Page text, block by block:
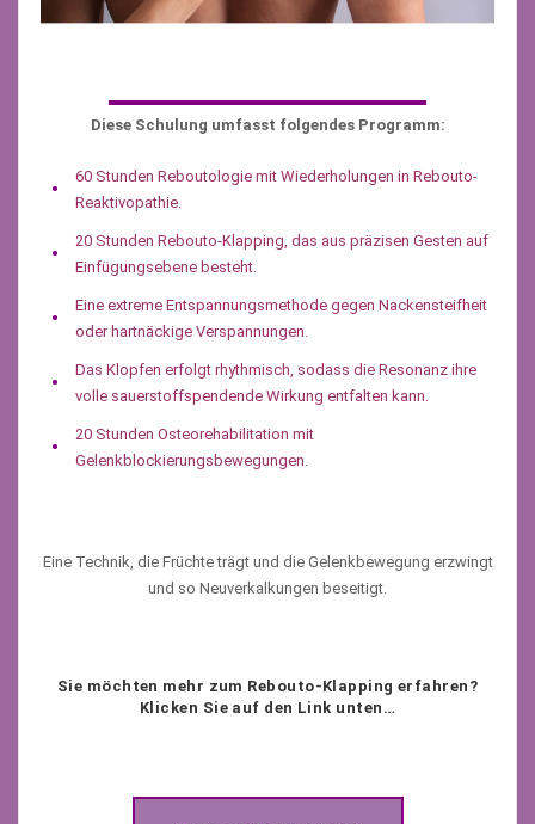
Diese Schulung umfasst folgendes Programm:
60 Stunden Reboutologie mit Wiederholungen in Rebouto-
Reaktivopathie.
20 Stunden Rebouto-Klapping, das aus präzisen Gesten auf
Einfügungsebene besteht.
Eine extreme Entspannungsmethode gegen Nackensteifheit
oder hartnäckige Verspannungen.
Das Klopfen erfolgt rhythmisch, sodass die Resonanz ihre
volle sauerstoffspendende Wirkung entfalten kann.
20 Stunden Osteorehabilitation mit
Gelenkblockierungsbewegungen.
Eine Technik, die Früchte trägt und die Gelenkbewegung erzwingt
und so Neuverkalkungen beseitigt.
Sie möchten mehr zum Rebouto-Klapping erfahren?
Klicken Sie auf den Link unten…